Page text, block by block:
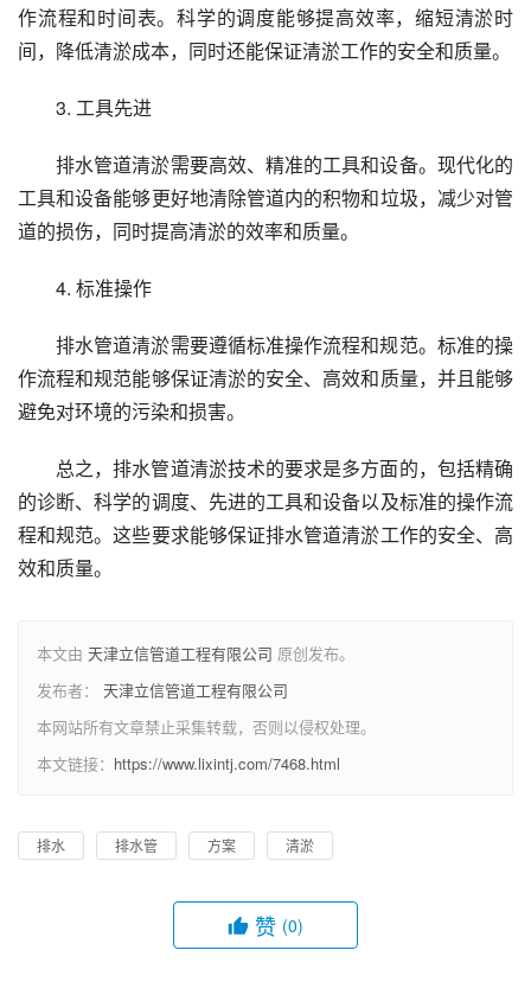
作流程和时间表。科学的调度能够提高效率，缩短清淤时
间，降低清淤成本，同时还能保证清淤工作的安全和质量。
3. 工具先进
排水管道清淤需要高效、精准的工具和设备。现代化的
工具和设备能够更好地清除管道内的积物和垃圾，减少对管
道的损伤，同时提高清淤的效率和质量。
4. 标准操作
排水管道清淤需要遵循标准操作流程和规范。标准的操
作流程和规范能够保证清淤的安全、高效和质量，并且能够
避免对环境的污染和损害。
总之，排水管道清淤技术的要求是多方面的，包括精确
的诊断、科学的调度、先进的工具和设备以及标准的操作流
程和规范。这些要求能够保证排水管道清淤工作的安全、高
效和质量。
本文由 天津立信管道工程有限公司 原创发布。
发布者： 天津立信管道工程有限公司
本网站所有文章禁止采集转载，否则以侵权处理。
本文链接： https://www.lixintj.com/7468.html
排水 排水管 方案 清淤
赞 (0)